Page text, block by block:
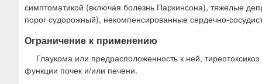
симптоматикой (включая болезнь Паркинсона), тяжелые
порог судорожный), некомпенсированные сердечно-
Ограничение к применению
Глаукома или предрасположенность к ней,
функции почек и/или печени.